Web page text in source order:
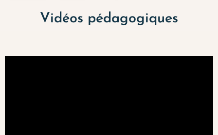
Vidéos pédagogiques